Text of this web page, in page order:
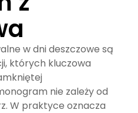
w dni deszczowe są
których kluczowa
nie zależy od
W praktyce oznacza